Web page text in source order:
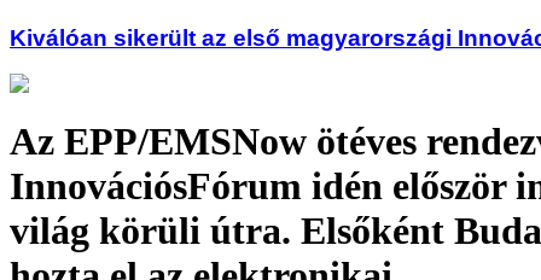
Kiválóan sikerült az első magyarországi
Az EPP/EMSNow ötéves
InnovációsFórum idén először
világ körüli útra. Elsőként